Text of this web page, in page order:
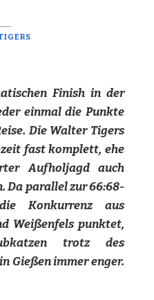
Finish in der
einmal die Punkte
Die Walter Tigers
fast komplett, ehe
Aufholjagd auch
Da parallel zur 66:68-
Konkurrenz aus
Weißenfels punktet,
trotz des
Gießen immer enger.